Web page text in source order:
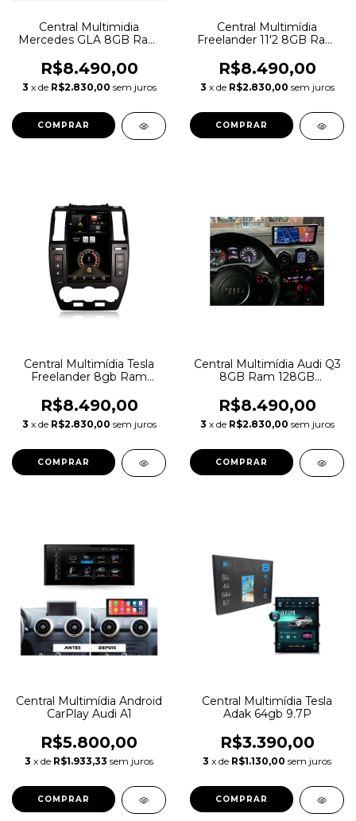
Central Multimidia
Mercedes GLA 8GB Ram
R$8.490,00
3 x de R$2.830,00 sem juros
Central Multimídia
Freelander 11'2 8GB Ram
R$8.490,00
3 x de R$2.830,00 sem juros
Central Multimídia Tesla
Freelander 8gb Ram
R$8.490,00
3 x de R$2.830,00 sem juros
Central Multimídia Audi Q3
8GB Ram 128GB
R$8.490,00
3 x de R$2.830,00 sem juros
Central Multimídia Android
CarPlay Audi A1
R$5.800,00
3 x de R$1.933,33 sem juros
Central Multimídia Tesla
Adak 64gb 9.7P
R$3.390,00
3 x de R$1.130,00 sem juros